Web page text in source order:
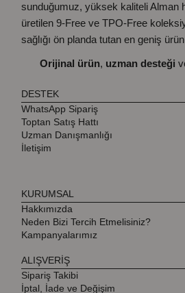
sunduğumuz, yüksek kaliteli Alman
üretilen 9-Free ve TPO-Free
sağlığı ön planda tutan en geniş
Orijinal ürün, uzman desteği
DESTEK
WhatsApp Sipariş
Toptan Satış Hattı
Uzman Danışmanlığı
İletişim
KURUMSAL
Hakkımızda
Neden Bizi Tercih Etmelisiniz?
Kampanyalarımız
ALIŞVERİŞ
Sipariş Takibi
İptal, İade ve Değişim